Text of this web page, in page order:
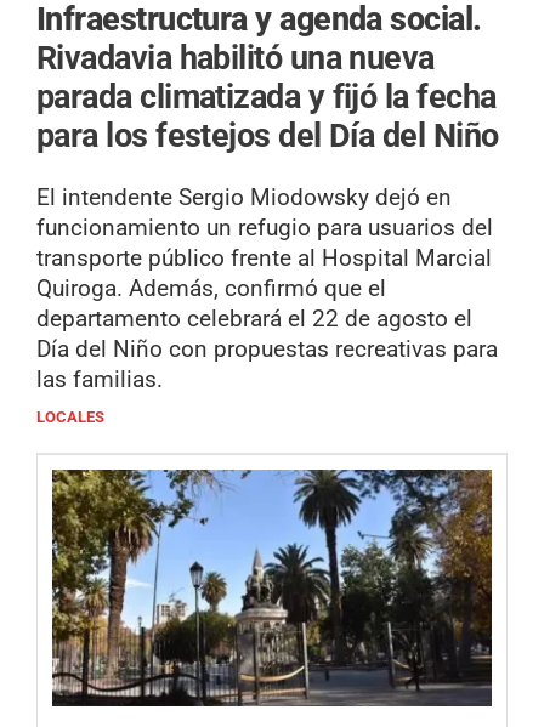
Infraestructura y agenda social.
Rivadavia habilitó una nueva
parada climatizada y fijó la fecha
para los festejos del Día del Niño
El intendente Sergio Miodowsky dejó en
funcionamiento un refugio para usuarios del
transporte público frente al Hospital Marcial
Quiroga. Además, confirmó que el
departamento celebrará el 22 de agosto el
Día del Niño con propuestas recreativas para
las familias.
LOCALES